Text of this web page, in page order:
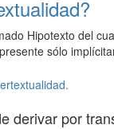
Hipotexto del
sólo
derivar por